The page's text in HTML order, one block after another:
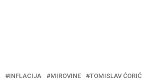
INFLACIJA MIROVINE TOMISLAV ĆORIĆ